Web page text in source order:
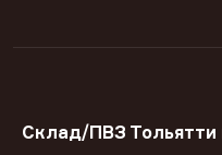
Склад/ПВЗ Тольятти